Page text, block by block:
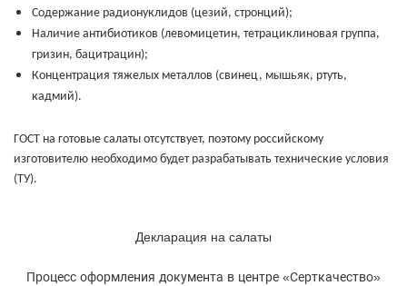
Содержание радионуклидов (цезий, стронций);
Наличие антибиотиков (левомицетин, тетрациклиновая группа,
гризин, бацитрацин);
Концентрация тяжелых металлов (свинец, мышьяк, ртуть,
кадмий).
ГОСТ на готовые салаты отсутствует, поэтому российскому
изготовителю необходимо будет разрабатывать технические условия
(ТУ).
Декларация на салаты
Процесс оформления документа в центре «Серткачество»